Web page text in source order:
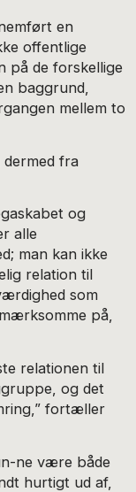
en
offentlige
på de forskellige
baggrund,
mellem to
fra
og
alle
man kan ikke
relation til
som
på,
relationen til
og det
fortæller
ne være både
hurtigt ud af,